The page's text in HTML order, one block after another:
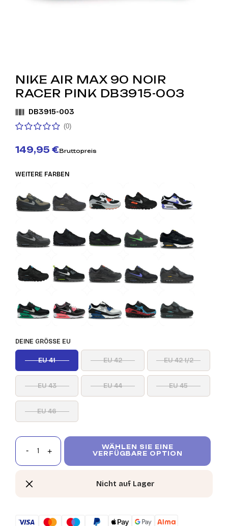
NIKE AIR MAX 90 NOIR
RACER PINK DB3915-003
DB3915-003
(0)
149,95 €Bruttopreis
WEITERE FARBEN
DEINE GRÖSSE EU
EU 41 EU 42 EU 42 1/2
EU 43 EU 44 EU 45
EU 46
WÄHLEN SIE EINE
VERFÜGBARE OPTION
Nicht auf Lager